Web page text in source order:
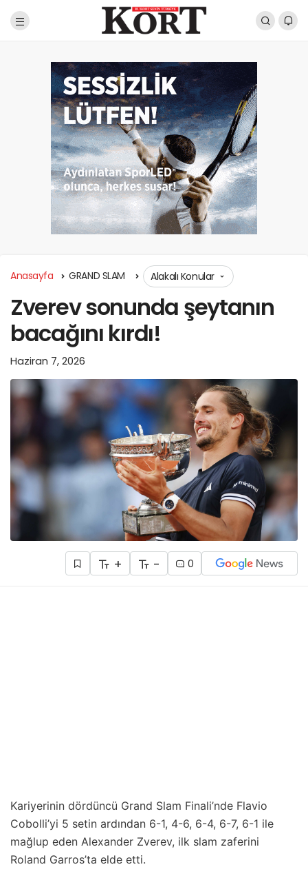
Anasayfa GRAND SLAM Alakalı Konular
Zverev sonunda şeytanın
bacağını kırdı!
Haziran 7, 2026
+ - 0
Kariyerinin dördüncü Grand Slam Finali’nde Flavio
Cobolli’yi 5 setin ardından 6-1, 4-6, 6-4, 6-7, 6-1 ile
mağlup eden Alexander Zverev, ilk slam zaferini
Roland Garros’ta elde etti.